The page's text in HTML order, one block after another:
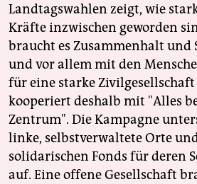
Landtagswahlen zeigt, wie
Kräfte inzwischen geworden
braucht es Zusammenhalt und
und vor allem mit den
für eine starke Zivilgesellschaft
kooperiert deshalb mit "Alles
Zentrum". Die Kampagne
linke, selbstverwaltete Orte
solidarischen Fonds für deren
auf. Eine offene Gesellschaft